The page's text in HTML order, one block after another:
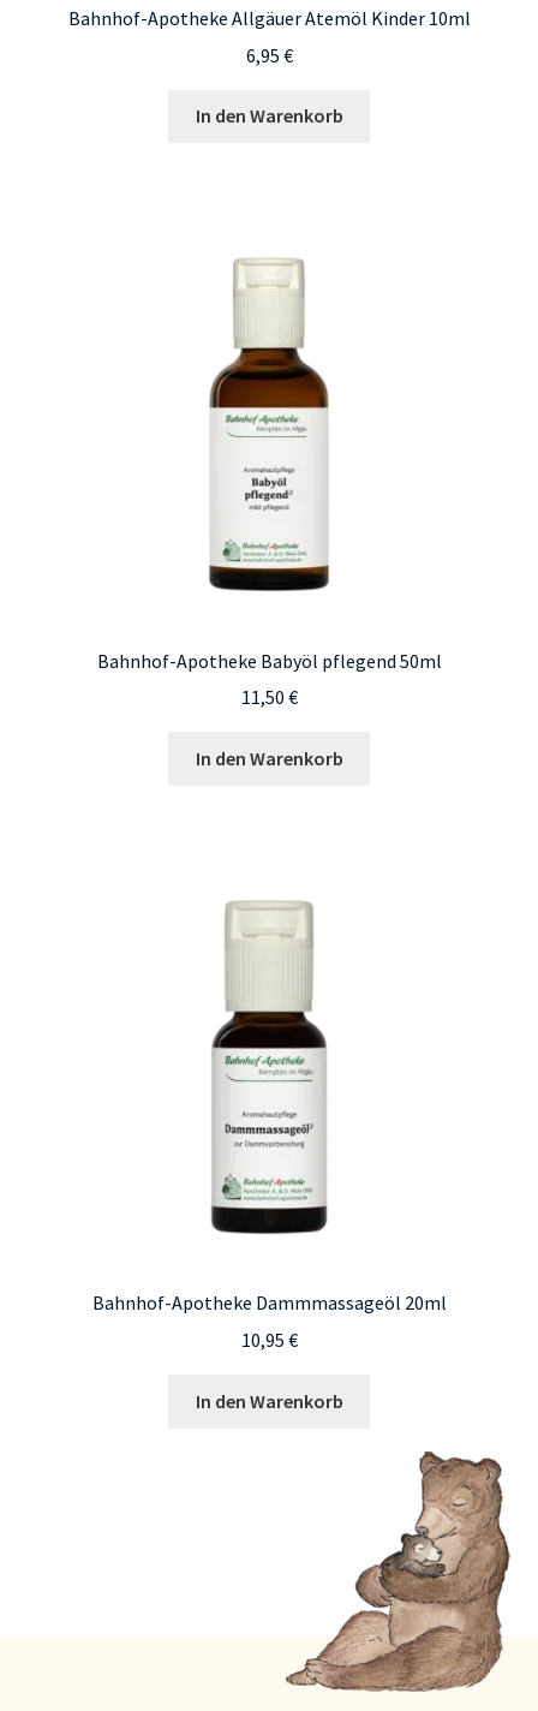
Bahnhof-Apotheke Allgäuer Atemöl Kinder 10ml
6,95 €
In den Warenkorb
Bahnhof-Apotheke Babyöl pflegend 50ml
11,50 €
In den Warenkorb
Bahnhof-Apotheke Dammmassageöl 20ml
10,95 €
In den Warenkorb